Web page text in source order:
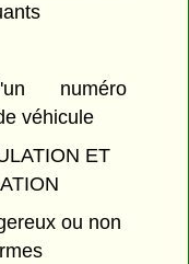
numéro
véhicule
ET
ou non